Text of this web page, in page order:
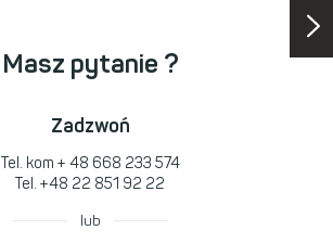
Masz pytanie ?
Zadzwoń
Tel. kom + 48 668 233 574
Tel. +48 22 851 92 22
lub